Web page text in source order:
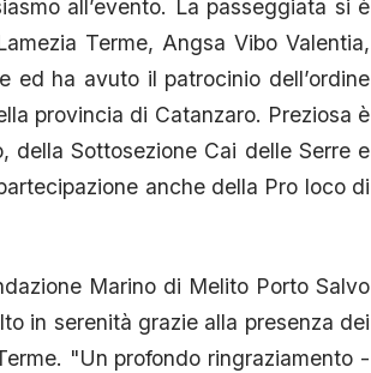
all’evento. La passeggiata si è
Terme, Angsa Vibo Valentia,
ed ha avuto il patrocinio dell’ordine
provincia di Catanzaro. Preziosa è
della Sottosezione Cai delle Serre e
anche della Pro loco di
Marino di Melito Porto Salvo
in serenità grazie alla presenza dei
"Un profondo ringraziamento -